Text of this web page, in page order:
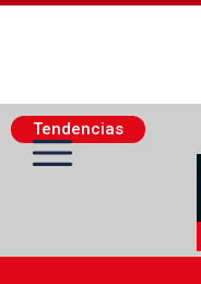
Tendencias